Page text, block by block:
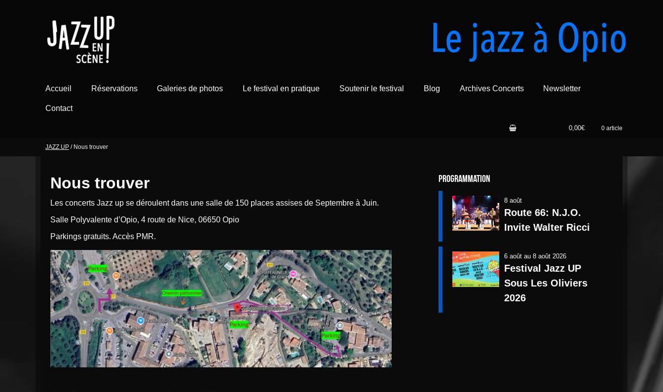
Accueil Réservations Galeries de photos Le festival en pratique Soutenir le festival Blog Archives Concerts Newsletter
Contact
0,00€ 0 article
JAZZ UP/ Nous trouver
Nous trouver
Les concerts Jazz up se déroulent dans une salle de 150 places assises de Septembre à Juin.
Salle Polyvalente d’Opio, 4 route de Nice, 06650 Opio
Parkings gratuits. Accès PMR.
Programmation
8 août
Route 66: N.J.O.
Invite Walter Ricci
6 aoûtau 8 août 2026
Festival Jazz UP
Sous Les Oliviers
2026